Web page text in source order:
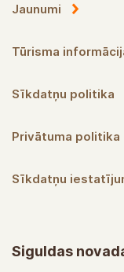
Jaunumi
Tūrisma
Sīkdatņu politika
Privātuma politika
Sīkdatņu
Siguldas